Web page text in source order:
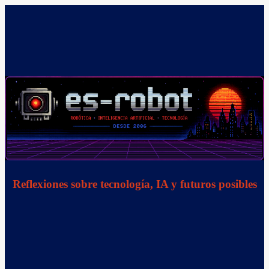
Reflexiones sobre tecnología, IA y futuros posibles